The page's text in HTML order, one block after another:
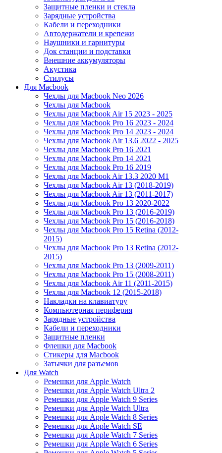
Защитные пленки и стекла
Зарядные устройства
Кабели и переходники
Автодержатели и крепежи
Наушники и гарнитуры
Док станции и подставки
Внешние аккумуляторы
Акустика
Стилусы
Для Macbook
Чехлы для Macbook Neo 2026
Чехлы для Macbook
Чехлы для Macbook Air 15 2023 - 2025
Чехлы для Macbook Pro 16 2023 - 2024
Чехлы для Macbook Pro 14 2023 - 2024
Чехлы для Macbook Air 13.6 2022 - 2025
Чехлы для Macbook Pro 16 2021
Чехлы для Macbook Pro 14 2021
Чехлы для Macbook Pro 16 2019
Чехлы для Macbook Air 13.3 2020 M1
Чехлы для Macbook Air 13 (2018-2019)
Чехлы для Macbook Air 13 (2011-2017)
Чехлы для Macbook Pro 13 2020-2022
Чехлы для Macbook Pro 13 (2016-2019)
Чехлы для Macbook Pro 15 (2016-2018)
Чехлы для Macbook Pro 15 Retina (2012-
2015)
Чехлы для Macbook Pro 13 Retina (2012-
2015)
Чехлы для Macbook Pro 13 (2009-2011)
Чехлы для Macbook Pro 15 (2008-2011)
Чехлы для Macbook Air 11 (2011-2015)
Чехлы для Macbook 12 (2015-2018)
Накладки на клавиатуру
Компьютерная периферия
Зарядные устройства
Кабели и переходники
Защитные пленки
Флешки для Macbook
Стикеры для Macbook
Затычки для разъемов
Для Watch
Ремешки для Apple Watch
Ремешки для Apple Watch Ultra 2
Ремешки для Apple Watch 9 Series
Ремешки для Apple Watch Ultra
Ремешки для Apple Watch 8 Series
Ремешки для Apple Watch SE
Ремешки для Apple Watch 7 Series
Ремешки для Apple Watch 6 Series